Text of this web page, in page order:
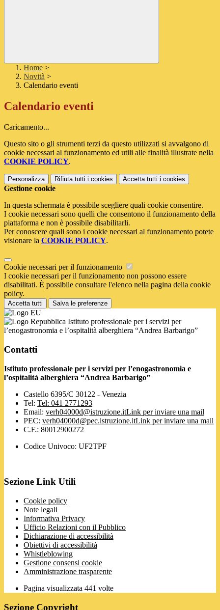
Home >
Novità >
Calendario eventi
Calendario eventi
Caricamento...
Questo sito o gli strumenti terzi da questo utilizzati si avvalgono di
cookie necessari al funzionamento ed utili alle finalità illustrate nella
COOKIE POLICY.
Personalizza Rifiuta tutti i cookies Accetta tutti i cookies
Gestione cookie
In questa schermata è possibile scegliere quali cookie consentire.
I cookie necessari sono quelli che consentono il funzionamento della
piattaforma e non è possibile disabilitarli.
Per conoscere quali sono i cookie necessari al funzionamento potete
visionare la COOKIE POLICY.
Cookie necessari per il funzionamento
I cookie necessari per il funzionamento non possono essere
disabilitati. È possibile consultare l'elenco nella pagina della cookie
policy.
Accetta tutti Salva le preferenze
Istituto professionale per i servizi per
l’enogastronomia e l’ospitalità alberghiera “Andrea Barbarigo”
Contatti
Istituto professionale per i servizi per l’enogastronomia e
l’ospitalità alberghiera “Andrea Barbarigo”
Castello 6395/C 30122 - Venezia
Tel: Tel: 041 2771293
Email: verh04000d@istruzione.itLink per inviare una mail
PEC: verh04000d@pec.istruzione.itLink per inviare una mail
C.F.: 80012900272
Codice Univoco: UF2TPF
Sezione Link Utili
Cookie policy
Note legali
Informativa Privacy
Ufficio Relazioni con il Pubblico
Dichiarazione di accessibilità
Obiettivi di accessibilità
Whistleblowing
Gestione consensi cookie
Amministrazione trasparente
Pagina visualizzata 441 volte
Sezione Copyright